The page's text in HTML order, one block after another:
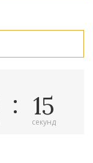
14
секунд